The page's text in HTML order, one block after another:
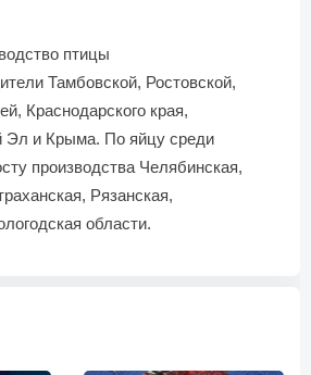
птицы
Тамбовской, Ростовской,
Краснодарского края,
Эл и Крыма. По яйцу среди
производства Челябинская,
Рязанская,
области.